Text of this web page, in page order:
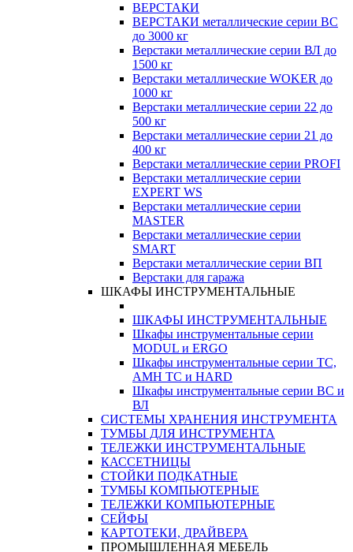
ВЕРСТАКИ
ВЕРСТАКИ металлические серии ВС
до 3000 кг
Верстаки металлические серии ВЛ до
1500 кг
Верстаки металлические WOKER до
1000 кг
Верстаки металлические серии 22 до
500 кг
Верстаки металлические серии 21 до
400 кг
Верстаки металлические серии PROFI
Верстаки металлические серии
EXPERT WS
Верстаки металлические серии
MASTER
Верстаки металлические серии
SMART
Верстаки металлические серии ВП
Верстаки для гаража
ШКАФЫ ИНСТРУМЕНТАЛЬНЫЕ
ШКАФЫ ИНСТРУМЕНТАЛЬНЫЕ
Шкафы инструментальные серии
MODUL и ERGO
Шкафы инструментальные серии ТС,
АМН ТС и HARD
Шкафы инструментальные серии ВС и
ВЛ
СИСТЕМЫ ХРАНЕНИЯ ИНСТРУМЕНТА
ТУМБЫ ДЛЯ ИНСТРУМЕНТА
ТЕЛЕЖКИ ИНСТРУМЕНТАЛЬНЫЕ
КАССЕТНИЦЫ
СТОЙКИ ПОДКАТНЫЕ
ТУМБЫ КОМПЬЮТЕРНЫЕ
ТЕЛЕЖКИ КОМПЬЮТЕРНЫЕ
СЕЙФЫ
КАРТОТЕКИ, ДРАЙВЕРА
ПРОМЫШЛЕННАЯ МЕБЕЛЬ